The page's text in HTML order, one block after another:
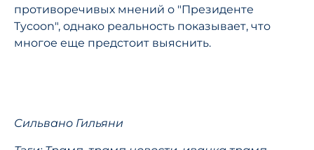
противоречивых мнений о "Президенте
Tycoon", однако реальность показывает, что
многое еще предстоит выяснить.
Сильвано Гильяни